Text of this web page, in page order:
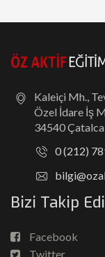
Kaleiçi Mh.,
Özel İdare İş
34540
0 (212)
Bizi Takip
Facebook
Twitter